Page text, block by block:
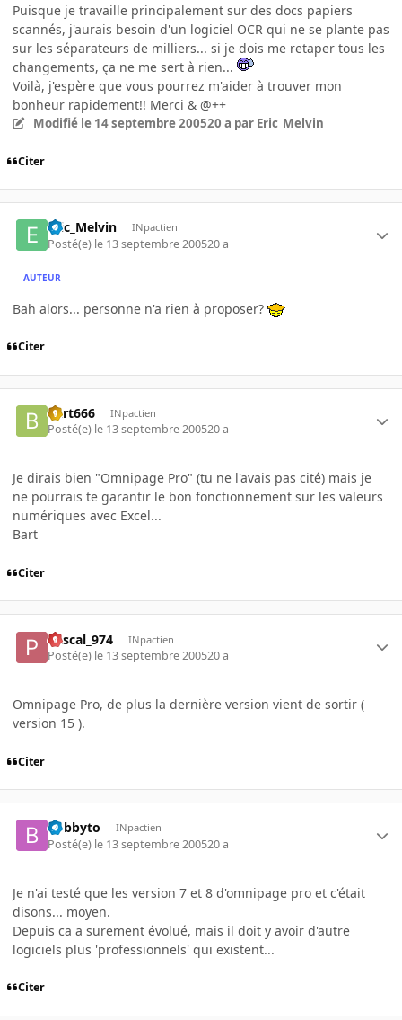
Puisque je travaille principalement sur des docs papiers
scannés, j'aurais besoin d'un logiciel OCR qui ne se plante pas
sur les séparateurs de milliers... si je dois me retaper tous les
changements, ça ne me sert à rien...
Voilà, j'espère que vous pourrez m'aider à trouver mon
bonheur rapidement!! Merci & @++
Modifié le 14 septembre 200520 a par Eric_Melvin
Citer
Eric_Melvin INpactien
Posté(e) le 13 septembre 200520 a
AUTEUR
Bah alors... personne n'a rien à proposer?
Citer
Bart666 INpactien
Posté(e) le 13 septembre 200520 a
Je dirais bien "Omnipage Pro" (tu ne l'avais pas cité) mais je
ne pourrais te garantir le bon fonctionnement sur les valeurs
numériques avec Excel...
Bart
Citer
Pascal_974 INpactien
Posté(e) le 13 septembre 200520 a
Omnipage Pro, de plus la dernière version vient de sortir (
version 15 ).
Citer
bobbyto INpactien
Posté(e) le 13 septembre 200520 a
Je n'ai testé que les version 7 et 8 d'omnipage pro et c'était
disons... moyen.
Depuis ca a surement évolué, mais il doit y avoir d'autre
logiciels plus 'professionnels' qui existent...
Citer